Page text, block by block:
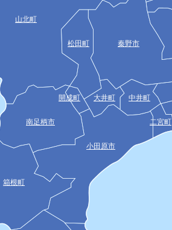
秦野市
二宮町
小田原市
南足柄市
中井町
大井町
松田町
山北町
開成町
箱根町